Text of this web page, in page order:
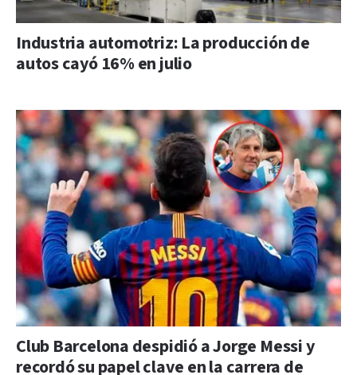
Industria automotriz: La producción de
autos cayó 16% en julio
Club Barcelona despidió a Jorge Messi y
recordó su papel clave en la carrera de